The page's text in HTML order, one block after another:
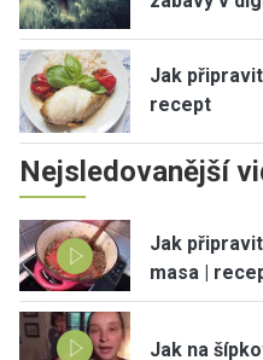
Jak
recept
Nejsledovanější
Jak
masa |
Jak na